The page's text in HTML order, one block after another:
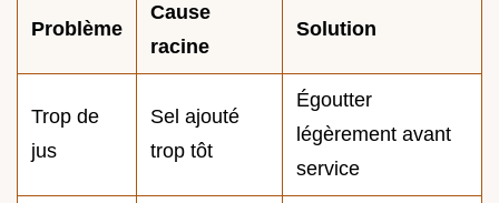
Problème
Cause
racine
Solution
Trop de
jus
Sel ajouté
trop tôt
Égoutter
légèrement avant
service